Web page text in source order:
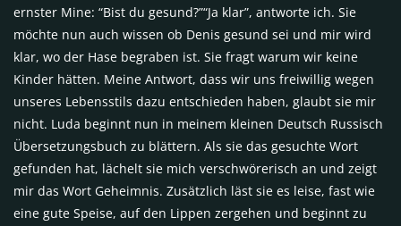
ernster Mine: “Bist du gesund?”“Ja klar”, antworte ich. Sie
möchte nun auch wissen ob Denis gesund sei und mir wird
klar, wo der Hase begraben ist. Sie fragt warum wir keine
Kinder hätten. Meine Antwort, dass wir uns freiwillig wegen
unseres Lebensstils dazu entschieden haben, glaubt sie mir
nicht. Luda beginnt nun in meinem kleinen Deutsch Russisch
Übersetzungsbuch zu blättern. Als sie das gesuchte Wort
gefunden hat, lächelt sie mich verschwörerisch an und zeigt
mir das Wort Geheimnis. Zusätzlich läst sie es leise, fast wie
eine gute Speise, auf den Lippen zergehen und beginnt zu